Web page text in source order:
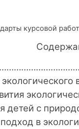
курсовой
детей с
в